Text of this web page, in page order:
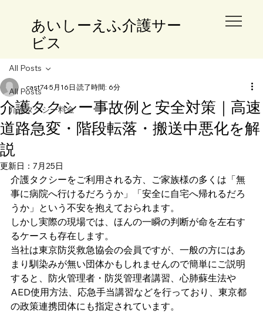
​あいしーえふ介護サー
ビス
All Posts
介護タクシー料金
All Posts
介護タクシー事故例と安全対策｜高速
道路急変・階段転落・搬送中悪化を解
説
cast745月16日 読了時間: 6分
更新日： 7月25日
介護タクシーをご利用される方、ご家族様の多くは「無
事に病院へ行けるだろうか」「安全に自宅へ帰れるだろ
うか」という不安を抱えておられます。
しかし実際の現場では、ほんの一瞬の判断が命を左右す
るケースも存在します。
当社は東京防災救急協会の会員ですが、一般の方にはあ
まり馴染みが無い団体かもしれませんので簡単にご説明
すると、防火管理者・防災管理者講習、心肺蘇生法や
AED使用方法、応急手当講習などを行っており、東京都
の政策連携団体にも指定されています。